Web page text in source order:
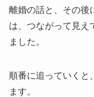
離婚の話と、その後
は、つながって見え
ました。
順番に追っていくと
ます。